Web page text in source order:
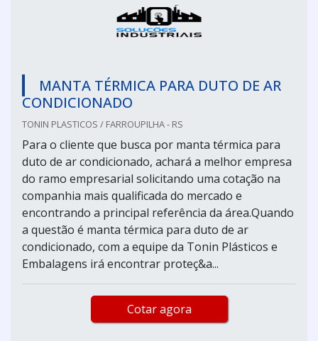
MANTA TÉRMICA PARA DUTO DE AR
CONDICIONADO
TONIN PLASTICOS / FARROUPILHA - RS
Para o cliente que busca por manta térmica para
duto de ar condicionado, achará a melhor empresa
do ramo empresarial solicitando uma cotação na
companhia mais qualificada do mercado e
encontrando a principal referência da área.Quando
a questão é manta térmica para duto de ar
condicionado, com a equipe da Tonin Plásticos e
Embalagens irá encontrar proteç&a...
Cotar agora